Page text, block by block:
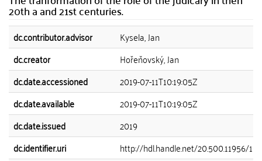
20th a and 21st centuries.
dc.contributor.advisor
Kysela, Jan
dc.creator
Hořeňovský, Jan
dc.date.accessioned
2019-07-11T10:19:05Z
dc.date.available
2019-07-11T10:19:05Z
dc.date.issued
2019
dc.identifier.uri
http://hdl.handle.net/20.500.11956/